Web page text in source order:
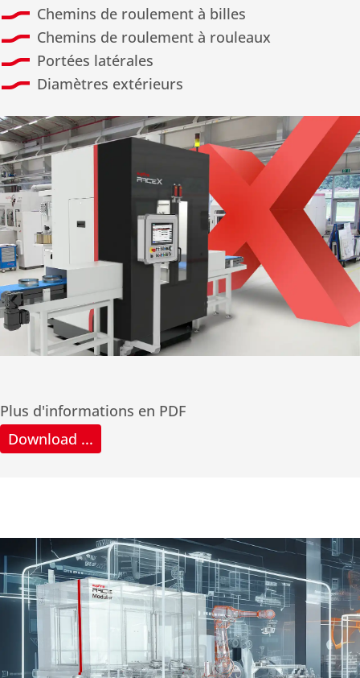
Chemins de roulement à billes
Chemins de roulement à rouleaux
Portées latérales
Diamètres extérieurs
Plus d'informations en PDF
Download ...